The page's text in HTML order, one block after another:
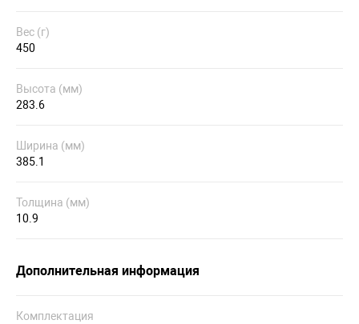
Вес (г)
450
Высота (мм)
283.6
Ширина (мм)
385.1
Толщина (мм)
10.9
Дополнительная информация
Комплектация